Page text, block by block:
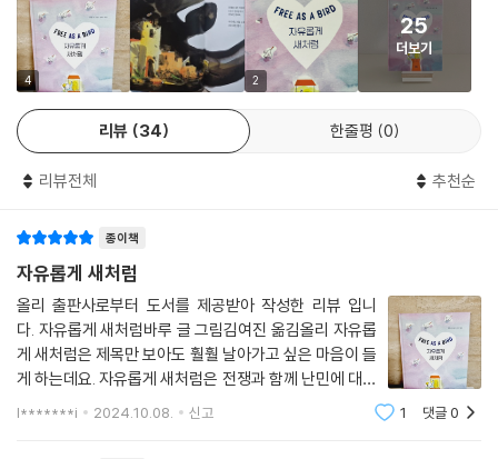
《자유롭게 새처럼》의 전작인 《고래야 사랑해》는 해양 오염의 심각성을 전
하는 이야기이다. 등대지기 ‘조나스’가 비닐봉지를 해파리로 착각해 비밀
봉지를 먹은 고래 ‘파랑이’를 구해 주는 내용으로, 《고래야 사랑해》에서 조
나스가 파랑이를 구해 주었다면, 이번 신간 《자유롭게 새처럼》에서는 파
랑이가 새를 구조하고, 파랑이와 조나스가 힘을 합쳐 정성껏 새를 돌봐 준
하게 훼손하는 전쟁만큼 심각한 환경오염은 없을 것이다. 환경과 인권, 생
명 존중에 대한 이야기를 주로 다루는 바루 작가는 《자유롭게 새처럼》을
통해 전작의 문제의식과 궤를 같이 하면서도 변주된 메시지를 전한다. 조
나스가 드넓은 바다 위를 새처럼 날아다니는 꿈을 꾸는 것으로부터 시작되
는 첫 장면은 바다(해양)에 대해 문제의식을 펼쳤던 전작을 소환해 내는
동시에 앞으로 이어질 새 이야기를 암시하고 있다.
4 2
25
더보기
리뷰 34 한줄평 0
리뷰전체 추천순
종이책
자유롭게 새처럼
올리 출판사로부터 도서를 제공받아 작성한 리뷰 입니
다. 자유롭게 새처럼바루 글 그림김여진 옮김올리 자유롭
게 새처럼은 제목만 보아도 훨훨 날아가고 싶은 마음이 들
게 하는데요. 자유롭게 새처럼은 전쟁과 함께 난민에 대해
서 아이들이게 읽어줄 수 있는 동화인데요. 세계 곳곳에서
l*******i 2024.10.08. 신고 1 댓글0